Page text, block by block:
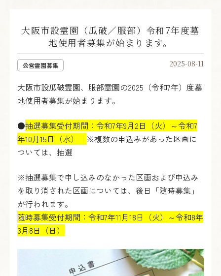
大阪市設霊園（瓜破／服部）令和7年度墓
地使用者募集が始まります。
公営霊園募集 2025-08-11
大阪市設瓜破霊園、服部霊園の2025（令和7年）度墓
地使用者募集が始まります。
●抽選募集受付期間：令和7年9月2日（火）～令和7
年10月15日（水） ※複数の申込みがあった区画に
ついては、抽選
※抽選募集で申し込みのなかった区画および申込み
を取り消された区画については、後日「随時募集」
が行われます。
随時募集受付期間：令和7年11月18日（火）～令和8年
3月8日（日）